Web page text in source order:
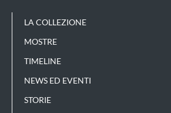
LA COLLEZIONE
MOSTRE
TIMELINE
NEWS ED EVENTI
STORIE